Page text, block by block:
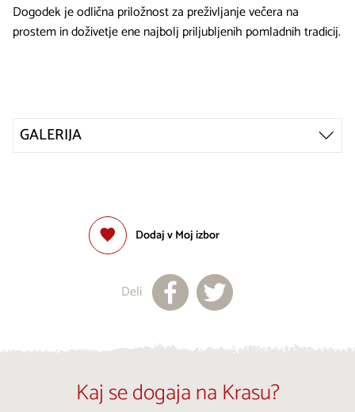
Dogodek je odlična priložnost za preživljanje večera na
prostem in doživetje ene najbolj priljubljenih pomladnih tradicij.
GALERIJA
Dodaj v Moj izbor
Deli
Kaj se dogaja na Krasu?